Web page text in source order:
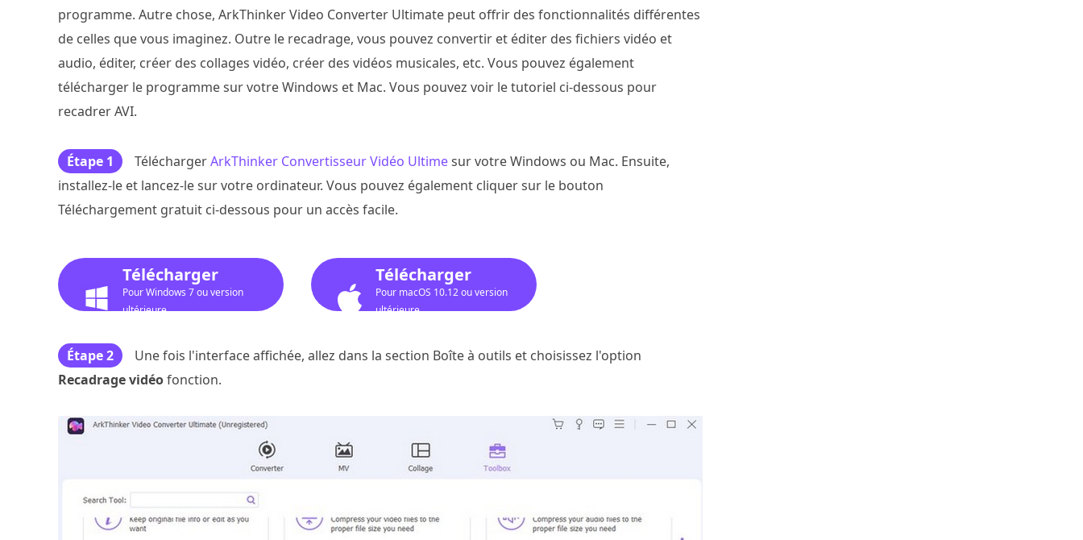
programme. Autre chose, ArkThinker Video Converter Ultimate peut offrir des fonctionnalités différentes
de celles que vous imaginez. Outre le recadrage, vous pouvez convertir et éditer des fichiers vidéo et
audio, éditer, créer des collages vidéo, créer des vidéos musicales, etc. Vous pouvez également
télécharger le programme sur votre Windows et Mac. Vous pouvez voir le tutoriel ci-dessous pour
recadrer AVI.
Étape 1 TéléchargerArkThinker Convertisseur Vidéo Ultimesur votre Windows ou Mac. Ensuite,
installez-le et lancez-le sur votre ordinateur. Vous pouvez également cliquer sur le bouton
Téléchargement gratuit ci-dessous pour un accès facile.
Télécharger
Pour Windows 7 ou version
ultérieure
Télécharger
Pour macOS 10.12 ou version
ultérieure
Étape 2
Une fois l'interface affichée, allez dans la section Boîte à outils et choisissez l'option
Recadrage vidéofonction.